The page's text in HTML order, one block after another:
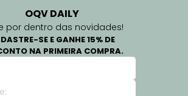
OQV DAILY
por dentro das novidades!
SE E GANHE 15% DE
NA PRIMEIRA COMPRA.